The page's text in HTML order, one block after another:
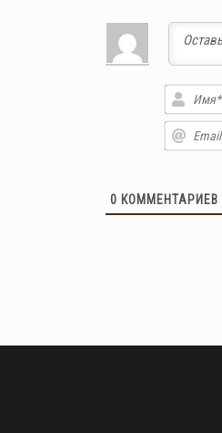
0 КОММЕНТАРИЕВ